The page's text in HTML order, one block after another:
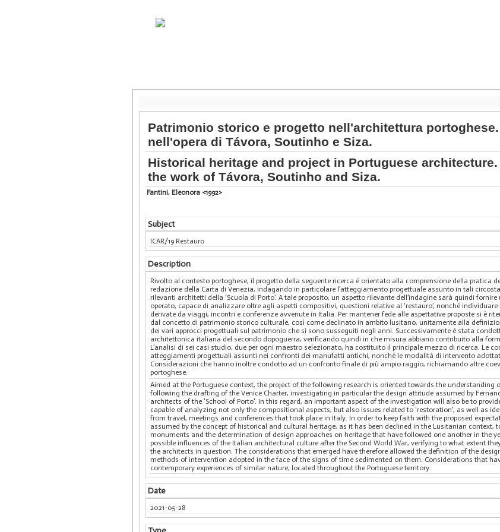
Patrimonio storico e progetto nell'architettura
nell'opera di Távora, Soutinho e Siza.
Historical heritage and project in Portuguese
the work of Távora, Soutinho and Siza.
Fantini, Eleonora <1992>
Subject
ICAR/19 Restauro
Description
Rivolto al contesto portoghese, il progetto della seguente ricerca è orientato alla comprensione della pratica
redazione della Carta di Venezia, indagando in particolare l’atteggiamento progettuale assunto in tali
rilevanti architetti della ‘Scuola di Porto’. A tale proposito, un aspetto rilevante dell’indagine sarà quindi
operato, capace di analizzare oltre agli aspetti compositivi, questioni relative al ‘restauro’, nonché
derivate da viaggi, incontri e conferenze avvenute in Italia. Per mantener fede alle aspettative proposte si è
dal concetto di patrimonio storico culturale, così come declinato in ambito lusitano, unitamente alla
dei vari approcci progettuali sul patrimonio che si sono susseguiti negli anni. Successivamente è stata
architettonica italiana del secondo dopoguerra, verificando quindi in che misura abbiano contribuito alla
L’analisi di sei casi studio, due per ogni maestro selezionato, ha costituito il principale mezzo di ricerca. Le
atteggiamenti progettuali assunti nei confronti dei manufatti antichi, nonché le modalità di intervento
Considerazioni che hanno inoltre condotto ad un confronto finale di più ampio raggio, richiamando altre
portoghese.
Aimed at the Portuguese context, the project of the following research is oriented towards the understanding
following the drafting of the Venice Charter, investigating in particular the design attitude assumed by
architects of the 'School of Porto'. In this regard, an important aspect of the investigation will also be to
capable of analyzing not only the compositional aspects, but also issues related to 'restoration', as well as
from travel, meetings and conferences that took place in Italy. In order to keep faith with the proposed
assumed by the concept of historical and cultural heritage, as it has been declined in the Lusitanian
monuments and the determination of design approaches on heritage that have followed one another in the
possible influences of the Italian architectural culture after the Second World War, verifying to what extent
the architects in question. The considerations that emerged have therefore allowed the definition of the
methods of intervention adopted in the face of the signs of time sedimented on them. Considerations that
contemporary experiences of similar nature, located throughout the Portuguese territory.
Date
2021-05-28